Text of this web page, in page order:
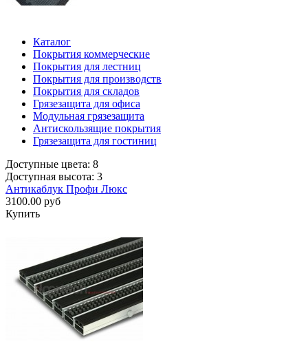
Каталог
Покрытия коммерческие
Покрытия для лестниц
Покрытия для производств
Покрытия для складов
Грязезащита для офиса
Модульная грязезащита
Антискользящие покрытия
Грязезащита для гостиниц
Доступные цвета: 8
Доступная высота: 3
Антикаблук Профи Люкс
3100.00 руб
Купить